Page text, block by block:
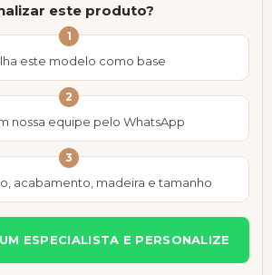
este produto?
1
este modelo como base
2
nossa equipe pelo WhatsApp
3
acabamento, madeira e tamanho
ESPECIALISTA E PERSONALIZE